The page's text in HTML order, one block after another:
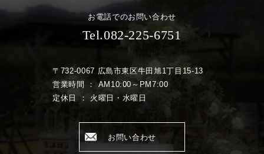
お電話でのお問い合わせ
Tel.082-225-6751
〒732-0067 広島市東区牛田旭1丁目15-13
営業時間 ： AM10:00～PM7:00
定休日 ： 火曜日・水曜日
お問い合わせ